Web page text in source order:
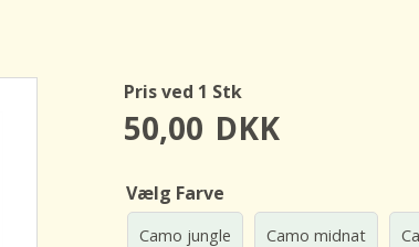
Pris ved 1 Stk
50,00 DKK
Vælg Farve
Camo jungle Camo midnat